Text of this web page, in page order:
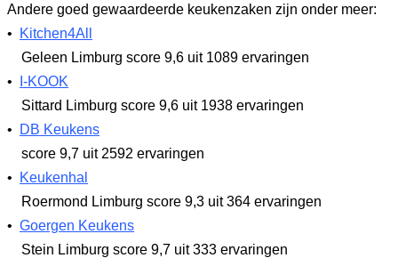
Andere goed gewaardeerde keukenzaken zijn onder meer:
•
Kitchen4All
Geleen Limburg score 9,6 uit 1089 ervaringen
•
I-KOOK
Sittard Limburg score 9,6 uit 1938 ervaringen
•
DB Keukens
score 9,7 uit 2592 ervaringen
•
Keukenhal
Roermond Limburg score 9,3 uit 364 ervaringen
• Goergen Keukens
Stein Limburg score 9,7 uit 333 ervaringen